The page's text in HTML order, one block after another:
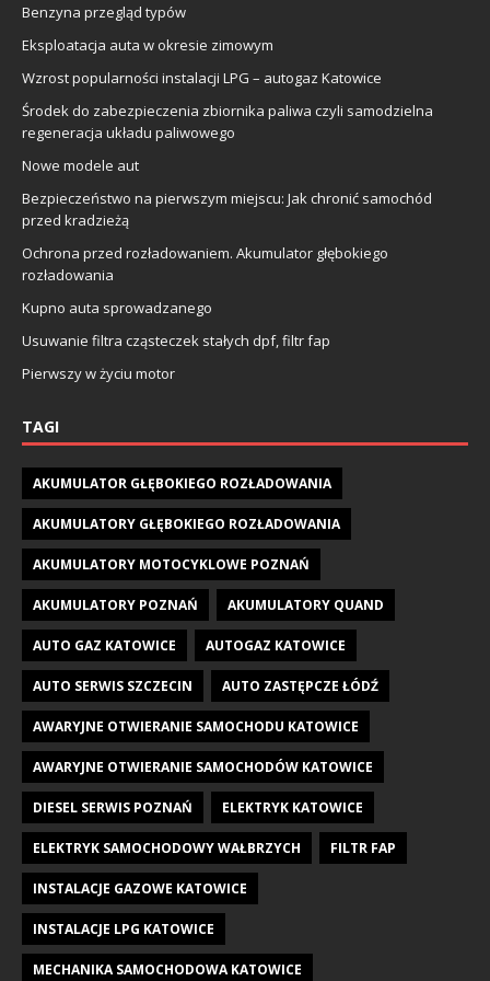
Benzyna przegląd typów
Eksploatacja auta w okresie zimowym
Wzrost popularności instalacji LPG – autogaz Katowice
Środek do zabezpieczenia zbiornika paliwa czyli samodzielna
regeneracja układu paliwowego
Nowe modele aut
Bezpieczeństwo na pierwszym miejscu: Jak chronić samochód
przed kradzieżą
Ochrona przed rozładowaniem. Akumulator głębokiego
rozładowania
Kupno auta sprowadzanego
Usuwanie filtra cząsteczek stałych dpf, filtr fap
Pierwszy w życiu motor
TAGI
AKUMULATOR GŁĘBOKIEGO ROZŁADOWANIA
AKUMULATORY GŁĘBOKIEGO ROZŁADOWANIA
AKUMULATORY MOTOCYKLOWE POZNAŃ
AKUMULATORY POZNAŃ AKUMULATORY QUAND
AUTO GAZ KATOWICE AUTOGAZ KATOWICE
AUTO SERWIS SZCZECIN AUTO ZASTĘPCZE ŁÓDŹ
AWARYJNE OTWIERANIE SAMOCHODU KATOWICE
AWARYJNE OTWIERANIE SAMOCHODÓW KATOWICE
DIESEL SERWIS POZNAŃ ELEKTRYK KATOWICE
ELEKTRYK SAMOCHODOWY WAŁBRZYCH FILTR FAP
INSTALACJE GAZOWE KATOWICE
INSTALACJE LPG KATOWICE
MECHANIKA SAMOCHODOWA KATOWICE